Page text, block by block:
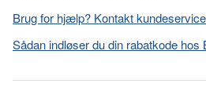
Brug for hjælp? Kontakt kundeservice
Sådan indløser du din rabatkode hos